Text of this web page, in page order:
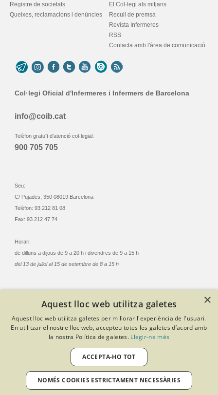
Registre de societats
Queixes, reclamacions i denúncies
El Col·legi als mitjans
Recull de premsa
Revista Infermeres
RSS
Contacta amb l'àrea de comunicació
Col·legi Oficial d'Infermeres i Infermers de Barcelona
info@coib.cat
Telèfon gratuït d'atenció col·legial:
900 705 705
Seu:
C/ Pujades, 350 08019 Barcelona
Telèfon: 93 212 81 08
Fax: 93 212 47 74
Horari:
de dilluns a dijous de 9 a 20 h i divendres de 9 a 15 h
del 13 de juliol al 15 de setembre de 8 a 15 h
© Col·legi Oficial Infermeres i Infermers de Barcelona
Criteris de privacitat
Política de cookies
Avís legal
Política de protecció de dades
Política de qualitat
Desenvolupat amb Softeng Portal Builder
×
Aquest lloc web utilitza galetes
Aquest lloc web utilitza galetes per millorar l'experiència de l'usuari.
En utilitzar el nostre lloc web, accepteu totes les galetes d’acord amb
la nostra Política de galetes. Llegir-ne més
ACCEPTA-HO TOT
NOMÉS COOKIES ESTRICTAMENT NECESSÀRIES